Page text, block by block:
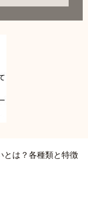
とは？各種類と特徴